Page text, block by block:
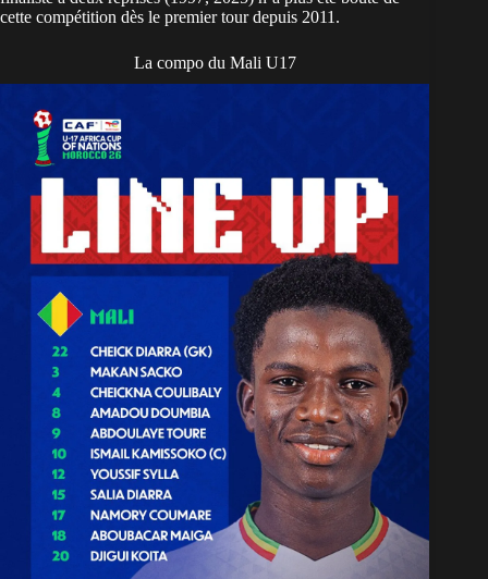
cette compétition dès le premier tour depuis 2011.
La compo du Mali U17